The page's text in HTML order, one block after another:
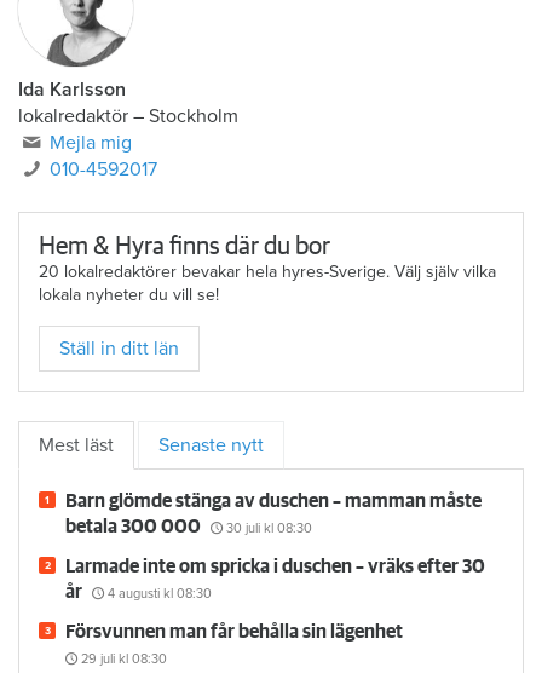
Ida Karlsson
lokalredaktör – Stockholm
Mejla mig
010-4592017
Hem & Hyra finns där du bor
20 lokalredaktörer bevakar hela hyres-Sverige. Välj själv vilka
lokala nyheter du vill se!
Ställ in ditt län
Mest läst Senaste nytt
Barn glömde stänga av duschen – mamman måste
betala 300 000
30 juli kl 08:30
Larmade inte om spricka i duschen – vräks efter 30
år
4 augusti kl 08:30
Försvunnen man får behålla sin lägenhet
29 juli kl 08:30